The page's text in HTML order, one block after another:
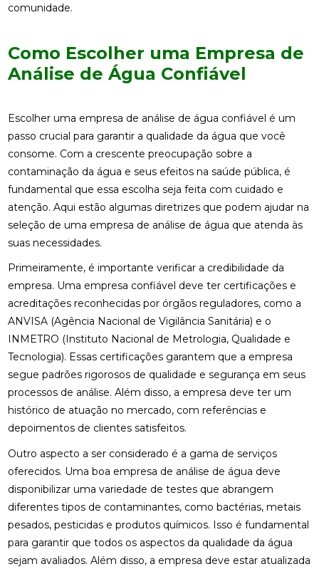
comunidade.
Como Escolher uma Empresa de
Análise de Água Confiável
Escolher uma empresa de análise de água confiável é um
passo crucial para garantir a qualidade da água que você
consome. Com a crescente preocupação sobre a
contaminação da água e seus efeitos na saúde pública, é
fundamental que essa escolha seja feita com cuidado e
atenção. Aqui estão algumas diretrizes que podem ajudar na
seleção de uma empresa de análise de água que atenda às
suas necessidades.
Primeiramente, é importante verificar a credibilidade da
empresa. Uma empresa confiável deve ter certificações e
acreditações reconhecidas por órgãos reguladores, como a
ANVISA (Agência Nacional de Vigilância Sanitária) e o
INMETRO (Instituto Nacional de Metrologia, Qualidade e
Tecnologia). Essas certificações garantem que a empresa
segue padrões rigorosos de qualidade e segurança em seus
processos de análise. Além disso, a empresa deve ter um
histórico de atuação no mercado, com referências e
depoimentos de clientes satisfeitos.
Outro aspecto a ser considerado é a gama de serviços
oferecidos. Uma boa empresa de análise de água deve
disponibilizar uma variedade de testes que abrangem
diferentes tipos de contaminantes, como bactérias, metais
pesados, pesticidas e produtos químicos. Isso é fundamental
para garantir que todos os aspectos da qualidade da água
sejam avaliados. Além disso, a empresa deve estar atualizada